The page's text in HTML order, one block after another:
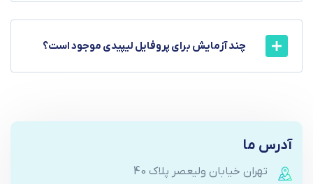
چند آزمایش برای پروفایل لیپیدی موجود است؟
آدرس ما
تهران خیابان ولیعصر پلاک 40